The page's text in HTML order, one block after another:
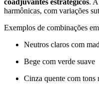
coadjuvantes estratégicos.
harmônicas, com variações
Exemplos de combinações
Neutros claros com
Bege com verde suave
Cinza quente com tons